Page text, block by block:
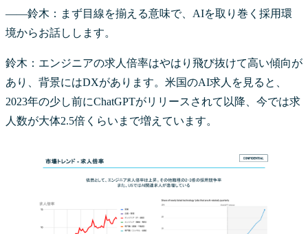
――鈴木：まず目線を揃える意味で、AIを取り巻く採用環
境からお話しします。
鈴木：エンジニアの求人倍率はやはり飛び抜けて高い傾向が
あり、背景にはDXがあります。米国のAI求人を見ると、
2023年の少し前にChatGPTがリリースされて以降、今では求
人数が大体2.5倍くらいまで増えています。